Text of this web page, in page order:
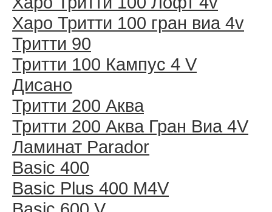
Харо Тритти 100 гран виа 4v
Тритти 90
Тритти 100 Кампус 4 V
Дисано
Тритти 200 Аква
Тритти 200 Аква Гран Виа 4V
Ламинат Parador
Basic 400
Basic Plus 400 M4V